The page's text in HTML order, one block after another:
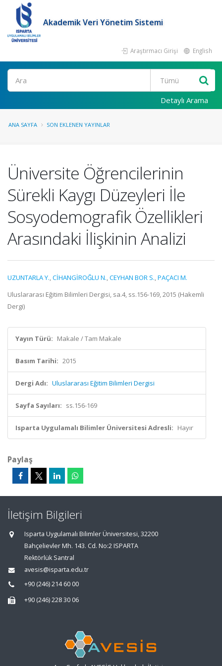
Akademik Veri Yönetim Sistemi
Araştırmacı Girişi English
Ara
Detaylı Arama
ANA SAYFA SON EKLENEN YAYINLAR
Üniversite Öğrencilerinin
Sürekli Kaygı Düzeyleri İle
Sosyodemografik Özellikleri
Arasındaki İlişkinin Analizi
UZUNTARLA Y.,CİHANGİROĞLU N.,CEYHAN BOR S.,PAÇACI M.
Uluslararası Eğitim Bilimleri Dergisi, sa.4, ss.156-169, 2015 (Hakemli
Dergi)
Yayın Türü: Makale / Tam Makale
Basım Tarihi: 2015
Dergi Adı: Uluslararası Eğitim Bilimleri Dergisi
Sayfa Sayıları: ss.156-169
Isparta Uygulamalı Bilimler Üniversitesi Adresli: Hayır
Paylaş
İletişim Bilgileri
Isparta Uygulamalı Bilimler Üniversitesi, 32200
Bahçelievler Mh. 143. Cd. No:2 ISPARTA
Rektörlük Santral
avesis@isparta.edu.tr
+90 (246) 214 60 00
+90 (246) 228 30 06